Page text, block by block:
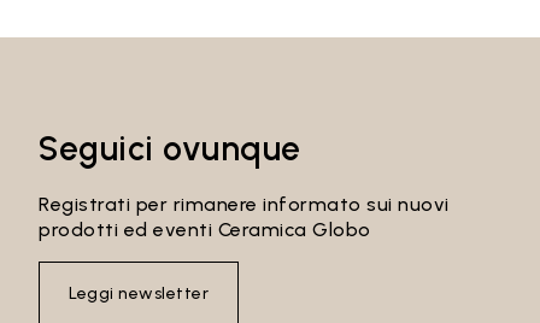
Seguici ovunque
Registrati per rimanere informato sui nuovi
prodotti ed eventi Ceramica Globo
Leggi newsletter